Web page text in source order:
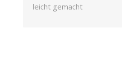
leicht gemacht